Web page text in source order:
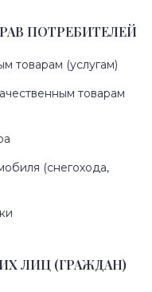
ПОТРЕБИТЕЛЕЙ
товарам (услугам)
товарам
(снегохода,
ЛИЦ (ГРАЖДАН)